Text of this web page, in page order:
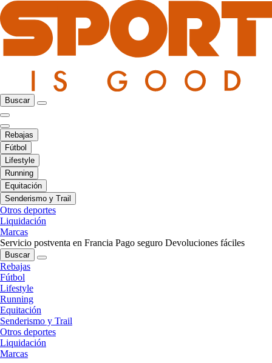
Buscar
Rebajas
Fútbol
Lifestyle
Running
Equitación
Senderismo y Trail
Otros deportes
Liquidación
Marcas
Servicio postventa en Francia Pago seguro Devoluciones fáciles
Buscar
Rebajas
Fútbol
Lifestyle
Running
Equitación
Senderismo y Trail
Otros deportes
Liquidación
Marcas